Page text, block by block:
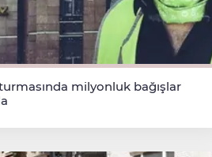
milyonluk bağışlar